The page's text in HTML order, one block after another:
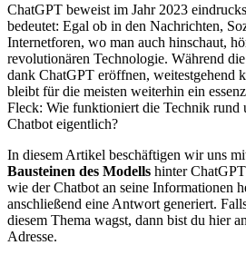
ChatGPT beweist im Jahr 2023
bedeutet: Egal ob in den Nachrichten,
Internetforen, wo man auch hinschaut,
revolutionären Technologie. Während
dank ChatGPT eröffnen, weitestgehend
bleibt für die meisten weiterhin ein
Fleck: Wie funktioniert die Technik rund
Chatbot eigentlich?
In diesem Artikel beschäftigen wir uns
Bausteinen des Modells hinter
wie der Chatbot an seine Informationen
anschließend eine Antwort generiert.
diesem Thema wagst, dann bist du hier
Adresse.